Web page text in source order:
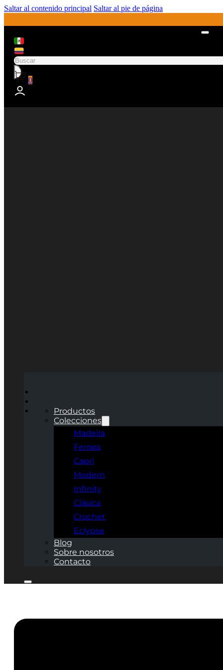
Saltar al contenido principal Saltar al pie de página
Buscar
0
Productos
Colecciones
Madeira
Ferrara
Capri
Modern
Infinity
Clásica
Crochet
Eclypse
Blog
Sobre nosotros
Contacto